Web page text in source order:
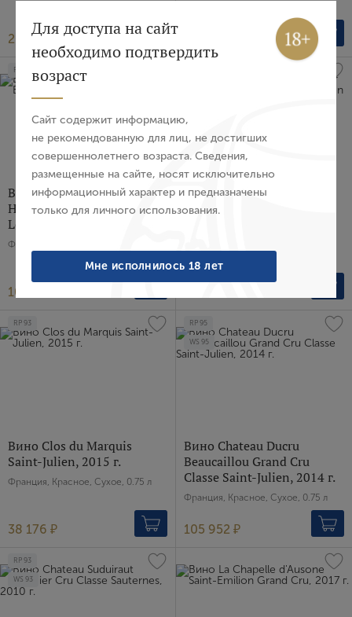
261 661 ₽
RP
Вино Chateau les Carmes
Haut-Brion Pessac-
Leognan, 2018 г.
Франция, Красное, Сухое, 0.75 л
103 118 ₽
Вино Chateau Figeac
Premier Grand Cru Сlasse
Франция, Красное, Сухое, 0.75 л
RP 93
Вино Clos du Marquis
Saint-Julien, 2015 г.
Франция, Красное, Сухое, 0.75 л
38 176 ₽
RP 95
WS 95
Вино Chateau Ducru
Beaucaillou Grand Cru
Сlasse Saint-Julien, 2014 г.
Франция, Красное, Сухое, 0.75 л
105 952 ₽
RP 93
WS 93
Для доступа на сайт
необходимо подтвердить
возраст
Сайт содержит информацию,
не рекомендованную для лиц, не достигших
совершеннолетнего возраста. Сведения,
размещенные на сайте, носят исключительно
информационный характер и предназначены
только для личного использования.
Мне исполнилось 18 лет
Вход Регистрация
Пароль
Войти
Создание учетной записи
Пароль
Зарегистрироваться
Я согласен с условиями
пользовательского
соглашения